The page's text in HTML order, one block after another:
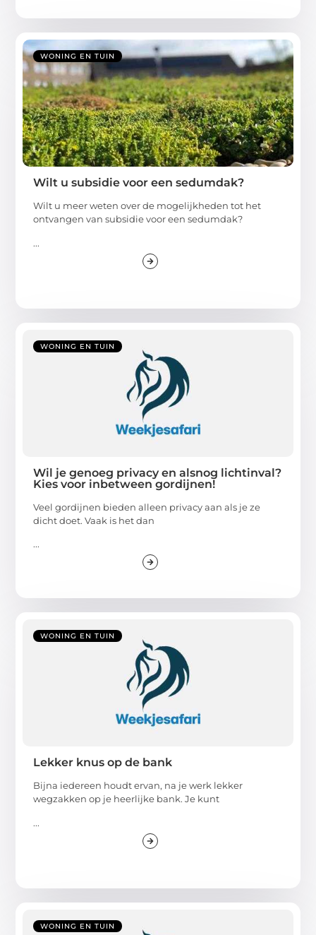
WONING EN TUIN
Wilt u subsidie voor een sedumdak?
Wilt u meer weten over de mogelijkheden tot het
ontvangen van subsidie voor een sedumdak?
...
WONING EN TUIN
Wil je genoeg privacy en alsnog lichtinval?
Kies voor inbetween gordijnen!
Veel gordijnen bieden alleen privacy aan als je ze
dicht doet. Vaak is het dan
...
WONING EN TUIN
Lekker knus op de bank
Bijna iedereen houdt ervan, na je werk lekker
wegzakken op je heerlijke bank. Je kunt
...
WONING EN TUIN